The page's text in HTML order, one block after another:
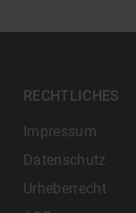
RECHTLICHES
Impressum
Datenschutz
Urheberrecht